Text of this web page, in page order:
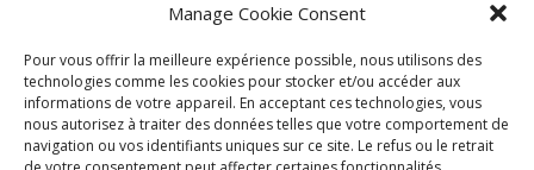
Manage Cookie Consent
Pour vous offrir la meilleure expérience possible, nous utilisons des
technologies comme les cookies pour stocker et/ou accéder aux
informations de votre appareil. En acceptant ces technologies, vous
nous autorisez à traiter des données telles que votre comportement de
navigation ou vos identifiants uniques sur ce site. Le refus ou le retrait